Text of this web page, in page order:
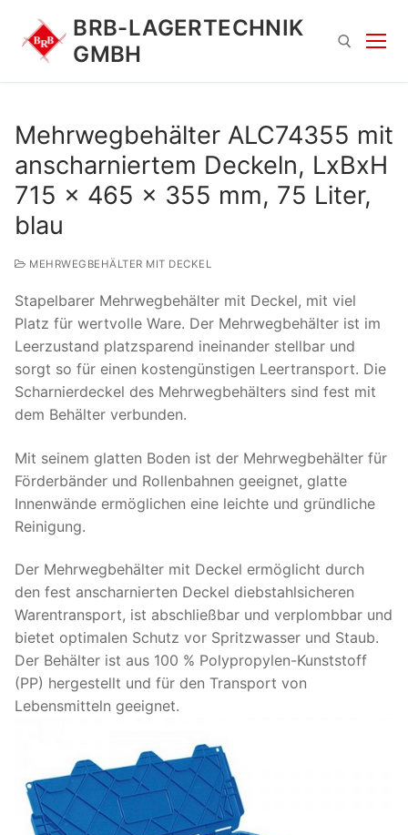
Inhalt
springen
BRB-LAGERTECHNIK
GMBH
nach:
Mehrwegbehälter ALC74355 mit
anscharniertem Deckeln, LxBxH
715 x 465 x 355 mm, 75 Liter,
blau
MEHRWEGBEHÄLTER MIT DECKEL
Stapelbarer Mehrwegbehälter mit Deckel, mit viel
Platz für wertvolle Ware. Der Mehrwegbehälter ist im
Leerzustand platzsparend ineinander stellbar und
sorgt so für einen kostengünstigen Leertransport. Die
Scharnierdeckel des Mehrwegbehälters sind fest mit
dem Behälter verbunden.
Mit seinem glatten Boden ist der Mehrwegbehälter für
Förderbänder und Rollenbahnen geeignet, glatte
Innenwände ermöglichen eine leichte und gründliche
Reinigung.
Der Mehrwegbehälter mit Deckel ermöglicht durch
den fest anscharnierten Deckel diebstahlsicheren
Warentransport, ist abschließbar und verplombbar und
bietet optimalen Schutz vor Spritzwasser und Staub.
Der Behälter ist aus 100 % Polypropylen-Kunststoff
(PP) hergestellt und für den Transport von
Lebensmitteln geeignet.